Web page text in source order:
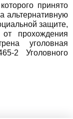
принято
альтернативную
защите,
прохождения
уголовная
2 Уголовного